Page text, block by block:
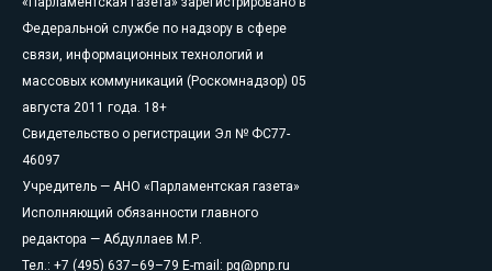
Федеральной службе по надзору в сфере
связи, информационных технологий и
массовых коммуникаций (Роскомнадзор) 05
августа 2011 года. 18+
Свидетельство о регистрации Эл № ФС77-
46097
Учредитель — АНО «Парламентская газета»
Исполняющий обязанности главного
редактора — Абдуллаев М.Р.
Тел.: +7 (495) 637–69–79 E-mail: pg@pnp.ru